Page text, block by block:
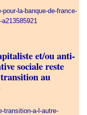
la-banque-de-france-
et/ou anti-
sociale reste
au
transition-a-l-autre-